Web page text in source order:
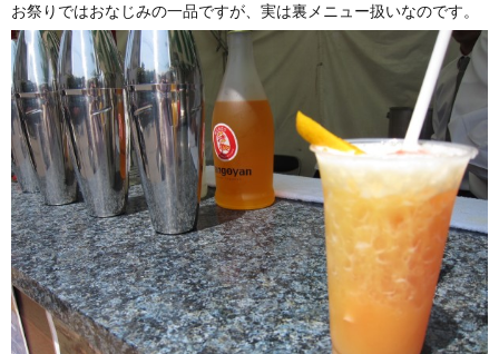
お祭りではおなじみの一品ですが、実は裏メニュー扱いなのです。